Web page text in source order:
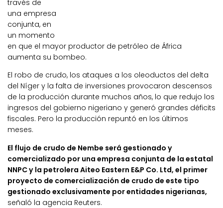
través de
una empresa
conjunta, en
un momento
en que el mayor productor de petróleo de África
aumenta su bombeo.
El robo de crudo, los ataques a los oleoductos del delta
del Níger y la falta de inversiones provocaron descensos
de la producción durante muchos años, lo que redujo los
ingresos del gobierno nigeriano y generó grandes déficits
fiscales. Pero la producción repuntó en los últimos
meses.
El flujo de crudo de Nembe será gestionado y
comercializado por una empresa conjunta de la estatal
NNPC y la petrolera Aiteo Eastern E&P Co. Ltd, el primer
proyecto de comercialización de crudo de este tipo
gestionado exclusivamente por entidades nigerianas,
señaló la agencia Reuters.